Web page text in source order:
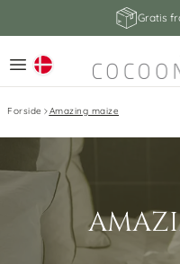
Gratis
Forside Amazing maize